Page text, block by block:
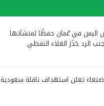
اليمن في عُمان حفظًا لمنشآتها
الرد حَذَرَ الغلاء النفطي
خلال أقل من 24.. صنعاء تعلن استهداف ناقلة سعودية